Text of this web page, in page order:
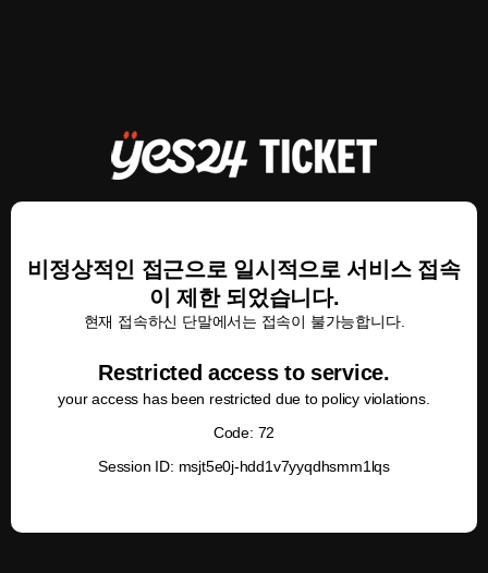
비정상적인 접근으로 일시적으로 서비스 접속
이 제한 되었습니다.
현재 접속하신 단말에서는 접속이 불가능합니다.
Restricted access to service.
your access has been restricted due to policy violations.
Code: 72
Session ID: msjt5e0j-hdd1v7yyqdhsmm1lqs